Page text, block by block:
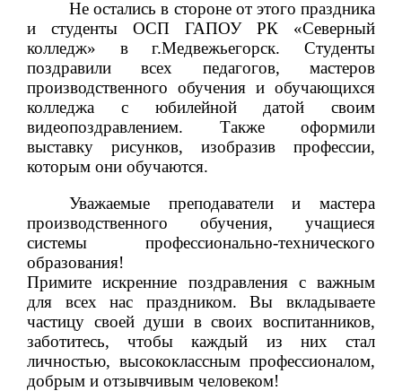
Не остались в стороне от этого праздника
и студенты ОСП ГАПОУ РК «Северный
колледж» в г.Медвежьегорск. Студенты
поздравили всех педагогов, мастеров
производственного обучения и обучающихся
колледжа с юбилейной датой своим
видеопоздравлением. Также оформили
выставку рисунков, изобразив профессии,
которым они обучаются.
Уважаемые преподаватели и мастера
производственного обучения, учащиеся
системы профессионально-технического
образования!
Примите искренние поздравления с важным
для всех нас праздником. Вы вкладываете
частицу своей души в своих воспитанников,
заботитесь, чтобы каждый из них стал
личностью, высококлассным профессионалом,
добрым и отзывчивым человеком!